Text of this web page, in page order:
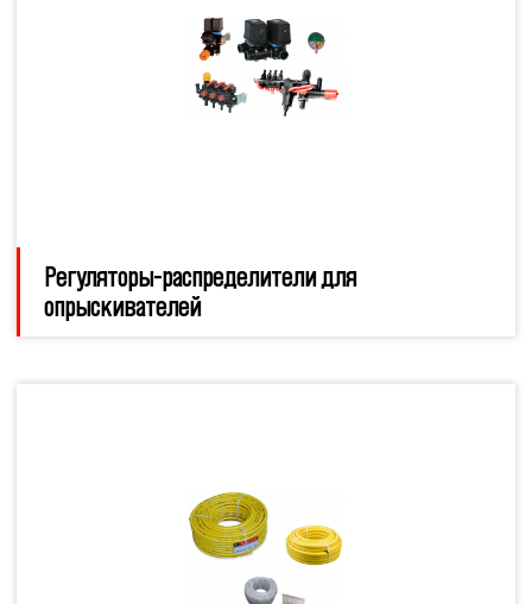
Регуляторы-распределители для
опрыскивателей